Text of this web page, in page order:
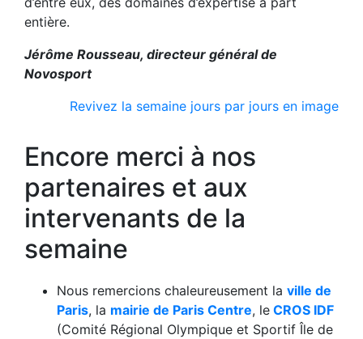
entière.
Jérôme Rousseau, directeur général de
Novosport
Revivez la semaine jours par jours en image
Encore merci à nos
partenaires et aux
intervenants de la
semaine
Nous remercions chaleureusement la ville de
Paris, la mairie de Paris Centre, le CROS IDF
(Comité Régional Olympique et Sportif Île de